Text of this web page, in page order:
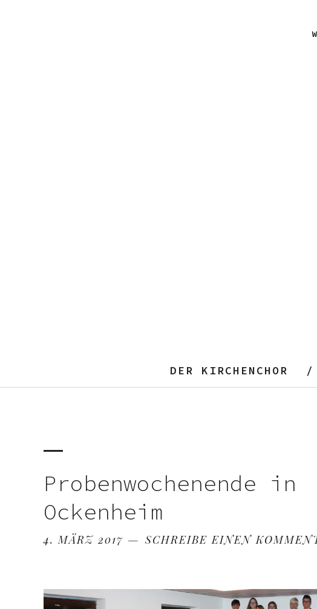
DER KIRCHENCHOR
Probenwochenende in
Ockenheim
4. MÄRZ 2017 SCHREIBE EINEN